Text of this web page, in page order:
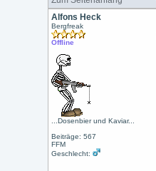
Alfons Heck
Bergfreak
Offline
...Dosenbier und Kaviar...
Beiträge: 567
FFM
Geschlecht: